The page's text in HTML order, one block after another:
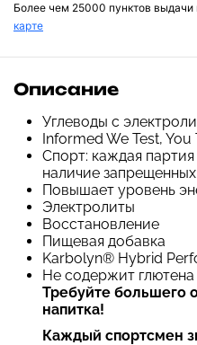
Более чем 25000 пунктов выдачи
карте
Описание
Углеводы с
Informed We Test, You
Спорт: каждая
наличие
Повышает уровень
Электролиты
Восстановление
Пищевая добавка
Karbolyn® Hybrid
Не содержит глютена
Требуйте большего
напитка!
Каждый спортсмен